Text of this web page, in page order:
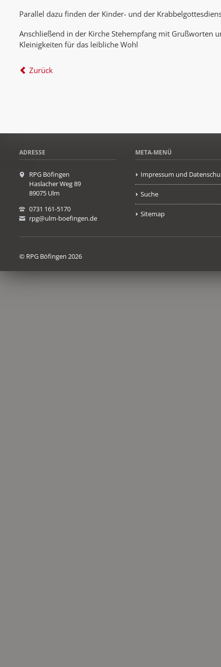
Parallel dazu finden der Kinder- und der
Anschließend in der Kirche Stehempfang mit Grußworten
Kleinigkeiten für das leibliche Wohl
Zurück
ADRESSE
RPG Böfingen
Haslacher Weg 89
89075 Ulm
0731 161-5170
rpg@ulm-boefingen.de
META-MENÜ
Impressum und
Suche
Sitemap
© RPG Böfingen 2026